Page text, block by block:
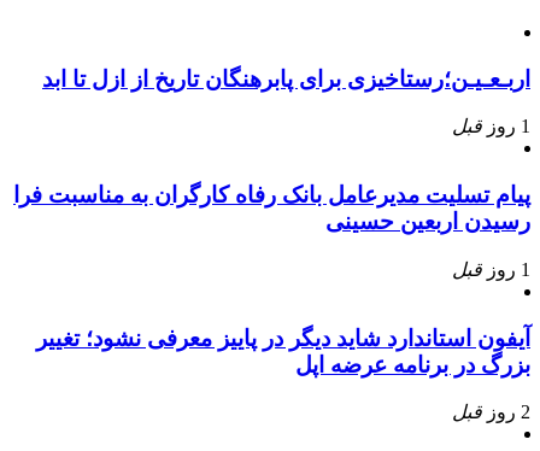
اربـعـیـن؛رستاخیزی برای پابرهنگان تاریخ از ازل تا ابد
1 روز قبل
پیام تسلیت مدیرعامل بانک رفاه کارگران به مناسبت فرا
رسیدن اربعین حسینی
1 روز قبل
آیفون استاندارد شاید دیگر در پاییز معرفی نشود؛ تغییر
بزرگ در برنامه عرضه اپل
2 روز قبل